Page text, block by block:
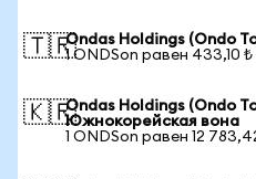
🇹🇷Ondas Holdings (Ondo
1 ONDSon равен 433,10 ₺
🇰🇷Ondas Holdings (Ondo
Южнокорейская вона
1 ONDSon равен 12